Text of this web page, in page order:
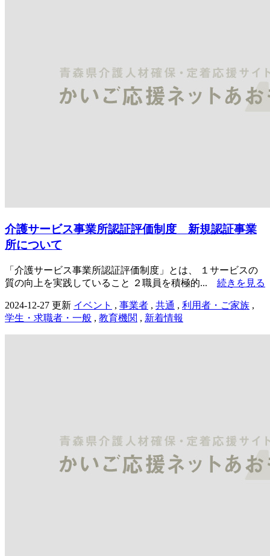
介護サービス事業所認証評価制度 新規認証事業
所について
「介護サービス事業所認証評価制度」とは、 １サービスの
質の向上を実践していること ２職員を積極的... 続きを見る
2024-12-27 更新 イベント , 事業者 , 共通 , 利用者・ご家族 ,
学生・求職者・一般 , 教育機関 , 新着情報